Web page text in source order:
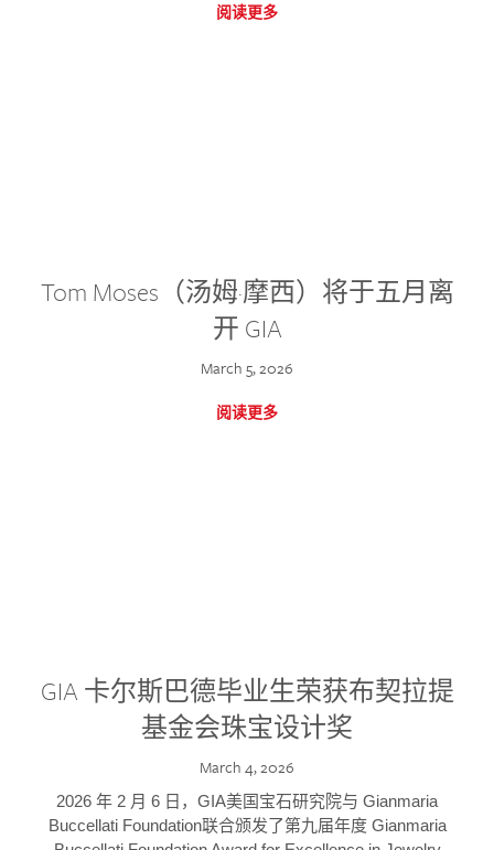
阅读更多
Tom Moses（汤姆·摩西）将于五月离
开 GIA
March 5, 2026
阅读更多
GIA 卡尔斯巴德毕业生荣获布契拉提
基金会珠宝设计奖
March 4, 2026
2026 年 2 月 6 日，GIA美国宝石研究院与 Gianmaria
Buccellati Foundation联合颁发了第九届年度 Gianmaria